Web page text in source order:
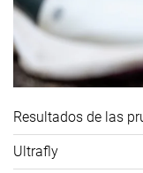
Resultados de las
Ultrafly